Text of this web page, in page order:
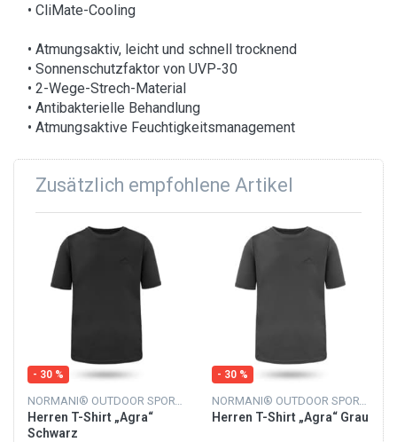
• CliMate-Cooling
• Atmungsaktiv, leicht und schnell trocknend
• Sonnenschutzfaktor von UVP-30
• 2-Wege-Strech-Material
• Antibakterielle Behandlung
• Atmungsaktive Feuchtigkeitsmanagement
Zusätzlich empfohlene Artikel
- 30 %
NORMANI® OUTDOOR SPORTS
Herren T-Shirt „Agra“
Schwarz
- 30 %
NORMANI® OUTDOOR SPORTS
Herren T-Shirt „Agra“ Grau